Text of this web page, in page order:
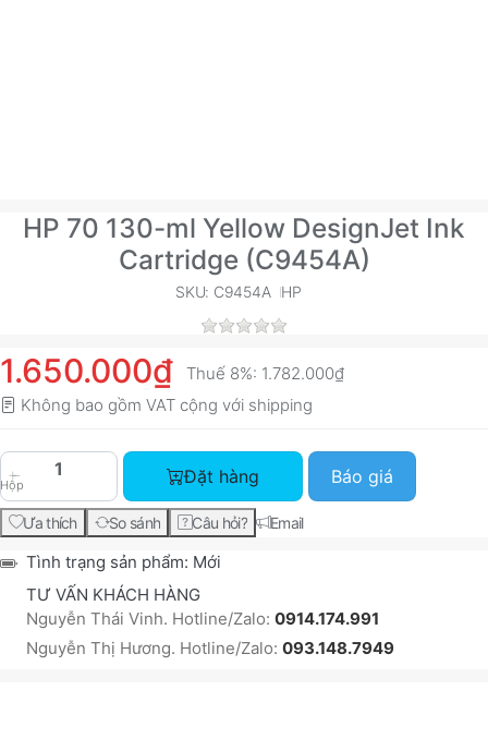
HP 70 130-ml Yellow DesignJet Ink
Cartridge (C9454A)
SKU: C9454A HP
1.650.000₫ Thuế 8%: 1.782.000₫
Không bao gồm VAT cộng với shipping
Hộp
HP 70 130-ml Yellow DesignJet Ink Cartridge
Đặt hàng Báo giá
Ưa thích So sánh Câu hỏi? Email
Tình trạng sản phẩm: Mới
TƯ VẤN KHÁCH HÀNG
Nguyễn Thái Vinh. Hotline/Zalo: 0914.174.991
Nguyễn Thị Hương. Hotline/Zalo: 093.148.7949